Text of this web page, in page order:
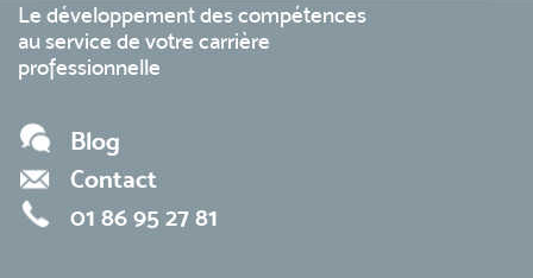
Le développement des compétences
au service de votre carrière
professionnelle
Blog
Contact
01 86 95 27 81